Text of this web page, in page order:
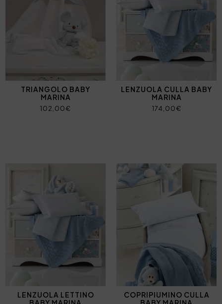
TRIANGOLO BABY
MARINA
102,00€
LENZUOLA CULLA BABY
MARINA
174,00€
LENZUOLA LETTINO
COPRIPIUMINO CULLA